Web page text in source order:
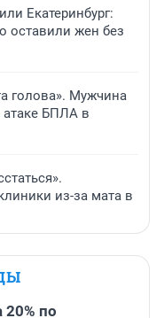
Екатеринбург:
оставили жен без
голова». Мужчина
атаке БПЛА в
из-за мата в
20% по